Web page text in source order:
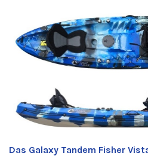
Das Galaxy Tandem Fisher